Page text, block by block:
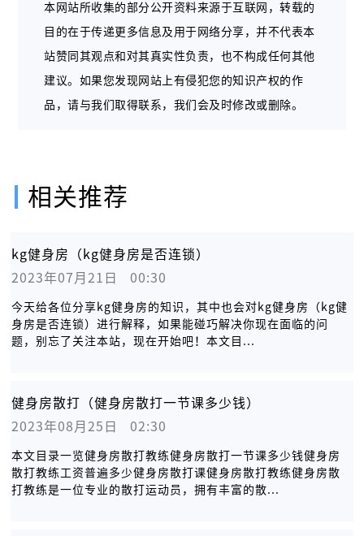
本网站所收集的部分公开资料来源于互联网，转载的
目的在于传递更多信息及用于网络分享，并不代表本
站赞同其观点和对其真实性负责，也不构成任何其他
建议。如果您发现网站上有侵犯您的知识产权的作
品，请与我们取得联系，我们会及时修改或删除。
相关推荐
kg健身房（kg健身房是否连锁）
2023年07月21日   00:30
今天给各位分享kg健身房的知识，其中也会对kg健身房（kg健
身房是否连锁）进行解释，如果能碰巧解决你现在面临的问
题，别忘了关注本站，现在开始吧！本文目...
健身房散打（健身房散打一节课多少钱）
2023年08月25日   02:30
本文目录一览健身房散打教练健身房散打一节课多少钱健身房
散打教练工资普遍多少健身房散打课健身房散打教练健身房散
打教练是一位专业的散打运动员，拥有丰富的散...